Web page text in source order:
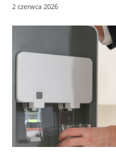
2 czerwca 2026